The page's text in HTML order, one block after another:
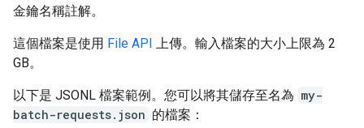
金鑰名稱註解。
這個檔案是使用 File API 上傳。輸入檔案的大小上限為 2
GB。
以下是 JSONL 檔案範例。您可以將其儲存至名為 my-
batch-requests.json 的檔案：